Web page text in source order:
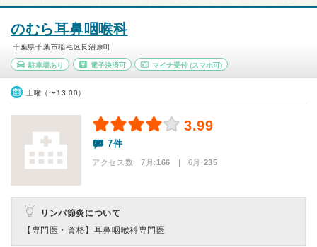
のむら耳鼻咽喉科
千葉県千葉市稲毛区長沼原町
駐車場あり 電子決済可 マイナ受付 (スマホ可)
土曜（〜13:00）
3.99
7件
アクセス数 7月:166 | 6月:235
リンパ節炎について
【専門医・資格】 耳鼻咽喉科専門医